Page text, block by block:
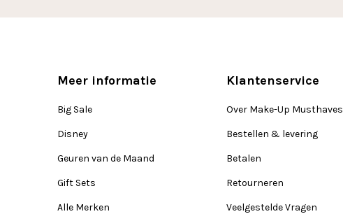
Meer informatie
Big Sale
Disney
Geuren van de Maand
Gift Sets
Alle Merken
Klantenservice
Over Make-Up Musthaves
Bestellen & levering
Betalen
Retourneren
Veelgestelde Vragen